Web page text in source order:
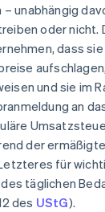
unabhängig
oder nicht.
dass
und sie im
an
der
für
täglichen
des UStG).